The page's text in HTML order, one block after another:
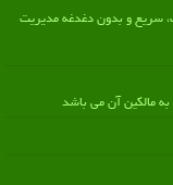
سریع و بدون دغدغه مدیریت